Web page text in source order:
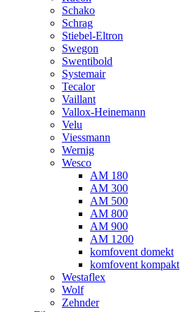
Schako
Schrag
Stiebel-Eltron
Swegon
Swentibold
Systemair
Tecalor
Vaillant
Vallox-Heinemann
Velu
Viessmann
Wernig
Wesco
AM 180
AM 300
AM 500
AM 800
AM 900
AM 1200
komfovent domekt
komfovent kompakt
Westaflex
Wolf
Zehnder